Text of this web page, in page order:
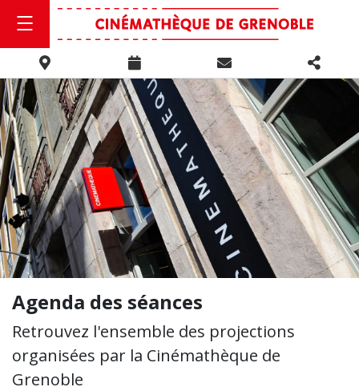
Agenda des séances
Retrouvez l'ensemble des projections
organisées par la Cinémathèque de
Grenoble